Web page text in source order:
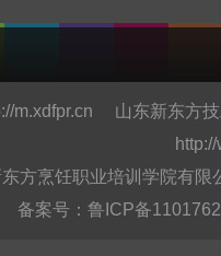
m.xdfpr.cn 山东新东方技
方烹饪职业培训学院有
备案号： 鲁ICP备